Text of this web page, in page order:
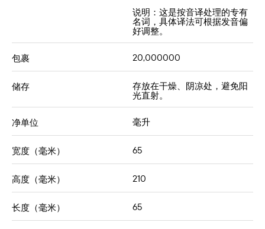
说明：这是按音译处理的专有
名词，具体译法可根据发音偏
好调整。
包裹 20,000000
储存
存放在干燥、阴凉处，避免阳
光直射。
净单位 毫升
宽度（毫米） 65
高度（毫米） 210
长度（毫米） 65